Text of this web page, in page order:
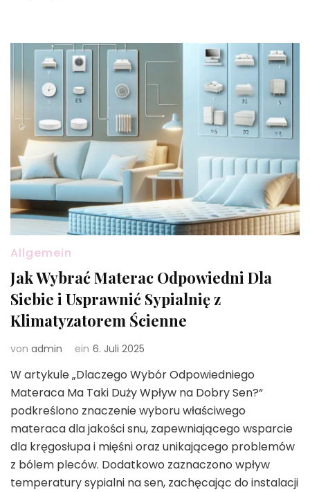
Allgemein
Jak Wybrać Materac Odpowiedni Dla
Siebie i Usprawnić Sypialnię z
Klimatyzatorem Ścienne
von admin ein 6. Juli 2025
W artykule „Dlaczego Wybór Odpowiedniego
Materaca Ma Taki Duży Wpływ na Dobry Sen?“
podkreślono znaczenie wyboru właściwego
materaca dla jakości snu, zapewniającego wsparcie
dla kręgosłupa i mięśni oraz unikającego problemów
z bólem pleców. Dodatkowo zaznaczono wpływ
temperatury sypialni na sen, zachęcając do instalacji